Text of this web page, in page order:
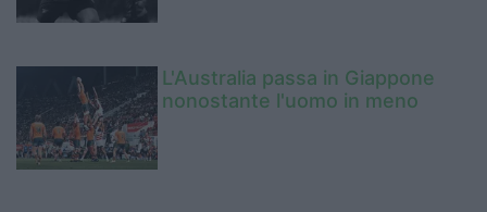
L'Australia passa in Giappone
nonostante l'uomo in meno